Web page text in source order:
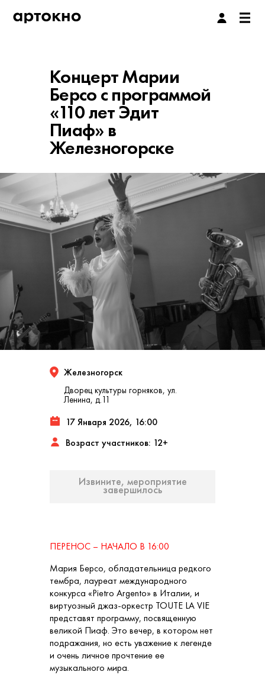
Концерт Марии
Берсо с программой
«110 лет Эдит
Пиаф» в
Железногорске
Железногорск
Дворец культуры горняков, ул.
Ленина, д.11
17 Января 2026, 16:00
Возраст участников: 12+
Извините, мероприятие
завершилось
ПЕРЕНОС – НАЧАЛО В 16:00
Мария Берсо, обладательница редкого
тембра, лауреат международного
конкурса «Pietro Argento» в Италии, и
виртуозный джаз-оркестр TOUTE LA VIE
представят программу, посвященную
великой Пиаф. Это вечер, в котором нет
подражания, но есть уважение к легенде
и очень личное прочтение ее
музыкального мира.